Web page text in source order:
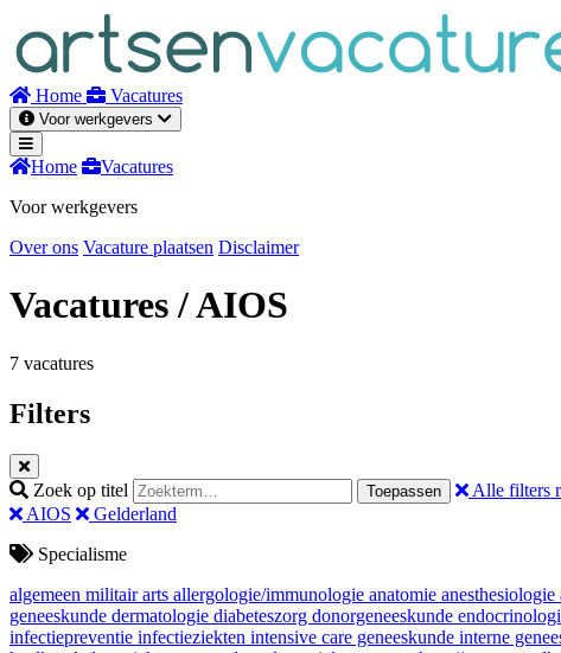
inhoud
Home Vacatures
Voor werkgevers
Home
Vacatures
Voor werkgevers
Over ons Vacature plaatsen Disclaimer
Vacatures/ AIOS
7 vacatures
Filters
Zoek op titel Toepassen
Alle filters
AIOS
Gelderland
Specialisme
algemeen militair arts allergologie/immunologie anatomie anesthesiologie
geneeskunde dermatologie diabeteszorg donorgeneeskunde
infectiepreventie infectieziekten intensive care geneeskunde interne